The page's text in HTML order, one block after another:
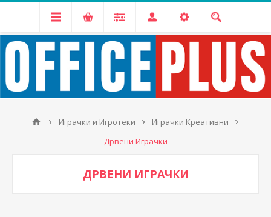
Играчки и Игротеки
Играчки Креативни
Дрвени Играчки
ДРВЕНИ ИГРАЧКИ